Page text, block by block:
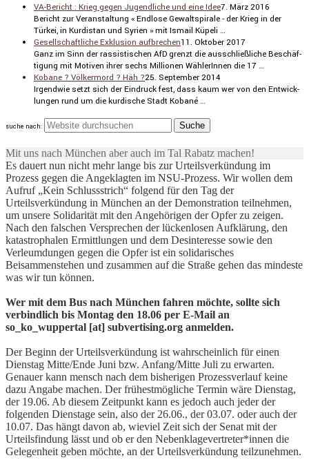
VA-Bericht : Krieg gegen Jugendliche und eine Idee7. März 2016
Bericht zur Veran­stal­tung « Endlose Gewalt­spi­rale - der Krieg in der
Türkei, in Kurdi­stan und Syrien » mit Ismail Küpeli …
Gesellschaftliche Exklusion aufbrechen11. Oktober 2017
Ganz im Sinn der rassis­ti­schen AfD grenzt die ausschließ­liche Beschäf­
ti­gung mit Motiven ihrer sechs Millionen Wähle­rInnen die 17 …
Kobane ? Völkermord ? Häh ?25. September 2014
Irgendwie setzt sich der Eindruck fest, dass kaum wer von den Entwick­
lungen rund um die kurdi­sche Stadt Kobané …
suche nach:
Mit uns nach München aber auch im Tal Rabatz machen!
Es dauert nun nicht mehr lange bis zur Urteilsverkündung im
Prozess gegen die Angeklagten im NSU-Prozess. Wir wollen dem
Aufruf „Kein Schlussstrich“ folgend für den Tag der
Urteilsverkündung in München an der Demonstration teilnehmen,
um unsere Solidarität mit den Angehörigen der Opfer zu zeigen.
Nach den falschen Versprechen der lückenlosen Aufklärung, den
katastrophalen Ermittlungen und dem Desinteresse sowie den
Verleumdungen gegen die Opfer ist ein solidarisches
Beisammenstehen und zusammen auf die Straße gehen das mindeste
was wir tun können.
Wer mit dem Bus nach München fahren möchte, sollte sich
verbindlich bis Montag den 18.06 per E-Mail an
so_ko_wuppertal [at] subvertising.org anmelden.
Der Beginn der Urteilsverkündung ist wahrscheinlich für einen
Dienstag Mitte/Ende Juni bzw. Anfang/Mitte Juli zu erwarten.
Genauer kann mensch nach dem bisherigen Prozessverlauf keine
dazu Angabe machen. Der frühestmögliche Termin wäre Dienstag,
der 19.06. Ab diesem Zeitpunkt kann es jedoch auch jeder der
folgenden Dienstage sein, also der 26.06., der 03.07. oder auch der
10.07. Das hängt davon ab, wieviel Zeit sich der Senat mit der
Urteilsfindung lässt und ob er den Nebenklagevertreter*innen die
Gelegenheit geben möchte, an der Urteilsverkündung teilzunehmen.